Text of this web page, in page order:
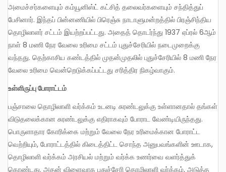
அமைச்சர்களையும் கம்யூனிஸ்ட் கட்சித் தலைவர்களையும் சந்தித்துப்
பேசினார். இந்தப் பின்னணியில் பிரெஞ்சு நாடாளுமன்றத்தில் பிரஞ்சிந்திய
தொழிலாளர் சட்டம் இயற்றப்பட்டது. அதைத் தொடர்ந்து 1937 ஏப்ரல் 6ஆம்
நாள் 8 மணி நேர வேலை உரிமை சட்டம் புதுச்சேரியில் நடைமுறைக்கு
வந்தது. தெற்காசிய கண்டத்தில் முதன்முதலில் புதுச்சேரியில் 8 மணி நேர
வேலை உரிமை வென்றெடுக்கப்பட்டது சரித்திர நிகழ்வாகும்.
உள்ளிருப்பு போராட்டம்
பஞ்சாலை தொழிலாளி வர்க்கம் உடனடி சுரண்டலுக்கு உள்ளானதால் தங்கள்
விடுதலைக்கான சுரண்டலுக்கு எதிராகவும் போராட வேண்டியிருந்தது.
பொருளாதார கோரிக்கை மற்றும் வேலை நேர உரிமைக்கான போராட்ட
வெற்றியும், போராட்டத்தில் கிடைத்திட்ட சொந்த அனுபவங்களின் ஊடாக,
தொழிலாளி வர்க்கம் அரசியல் மற்றும் வர்க்க உணர்வை வளர்த்துக்
கொண்டது. அதன் விளைவாக புதுச்சேரி தொழிலாளி வர்க்கம், அடுத்த